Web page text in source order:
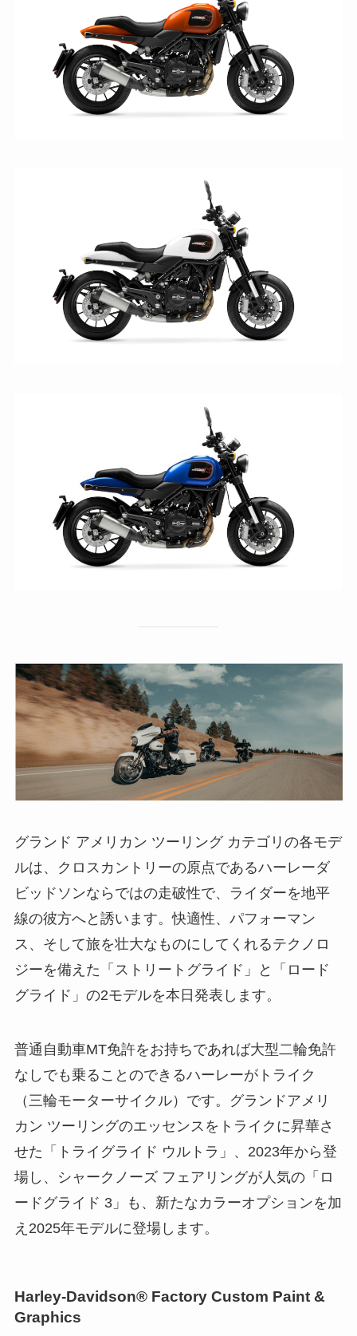
グランド アメリカン ツーリング カテゴリの各モデ
ルは、クロスカントリーの原点であるハーレーダ
ビッドソンならではの走破性で、ライダーを地平
線の彼方へと誘います。快適性、パフォーマン
ス、そして旅を壮大なものにしてくれるテクノロ
ジーを備えた「ストリートグライド」と「ロード
グライド」の2モデルを本日発表します。
普通自動車MT免許をお持ちであれば大型二輪免許
なしでも乗ることのできるハーレーがトライク
（三輪モーターサイクル）です。グランドアメリ
カン ツーリングのエッセンスをトライクに昇華さ
せた「トライグライド ウルトラ」、2023年から登
場し、シャークノーズ フェアリングが人気の「ロ
ードグライド 3」も、新たなカラーオプションを加
え2025年モデルに登場します。
Harley-Davidson® Factory Custom Paint &
Graphics